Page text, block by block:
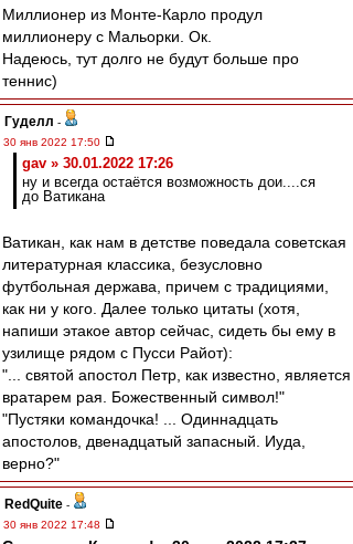
Миллионер из Монте-Карло продул
миллионеру с Мальорки. Ок.
Надеюсь, тут долго не будут больше про
теннис)
Гуделл -
30 янв 2022 17:50
gav » 30.01.2022 17:26
ну и всегда остаётся возможность дои....ся
до Ватикана
Ватикан, как нам в детстве поведала советская
литературная классика, безусловно
футбольная держава, причем с традициями,
как ни у кого. Далее только цитаты (хотя,
напиши этакое автор сейчас, сидеть бы ему в
узилище рядом с Пусси Райот):
"... святой апостол Петр, как известно, является
вратарем рая. Божественный символ!"
"Пустяки командочка! ... Одиннадцать
апостолов, двенадцатый запасный. Иуда,
верно?"
RedQuite -
30 янв 2022 17:48